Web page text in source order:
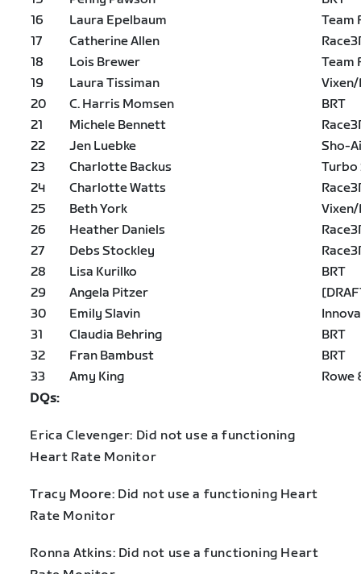
16
Laura Epelbaum
Team
17
Catherine Allen
18
Lois Brewer
Team
19
Laura Tissiman
20
C. Harris Momsen
BRT
21
Michele Bennett
22
Jen Luebke
Sho-
23
Charlotte Backus
Turbo
24
Charlotte Watts
25
Beth York
26
Heather Daniels
27
Debs Stockley
28
Lisa Kurilko
BRT
29
Angela Pitzer
30
Emily Slavin
31
Claudia Behring
BRT
32
Fran Bambust
BRT
33
Amy King
Rowe
DQs:
Erica Clevenger: Did not use a functioning
Heart Rate Monitor
Tracy Moore: Did not use a functioning Heart
Rate Monitor
Ronna Atkins: Did not use a functioning Heart